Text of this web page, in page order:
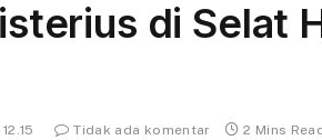
di Selat
Tidak ada komentar 2 Mins